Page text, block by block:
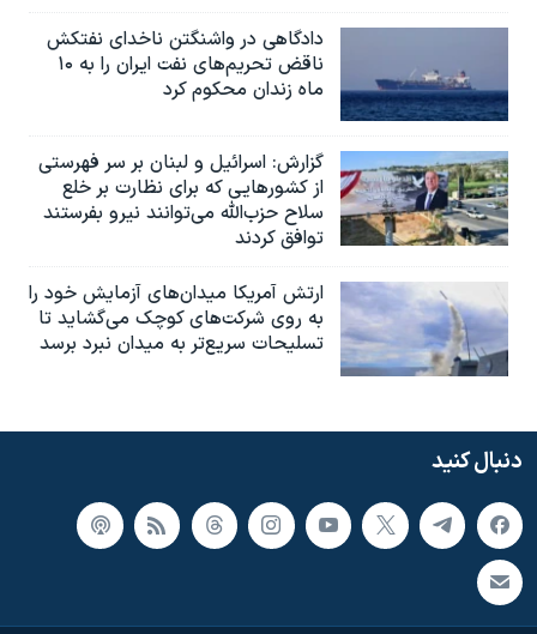
دادگاهی در واشنگتن ناخدای نفتکش
ناقض تحریم‌های نفت ایران را به ۱۰
ماه زندان محکوم کرد
گزارش‌: اسرائيل و لبنان بر سر فهرستی
از کشورهایی که برای نظارت بر خلع
سلاح حزب‌الله می‌توانند نیرو بفرستند
توافق کردند
ارتش آمریکا میدان‌های آزمایش خود را
به روی شرکت‌های کوچک می‌گشاید تا
تسلیحات سریع‌تر به میدان نبرد برسد
دنبال کنید